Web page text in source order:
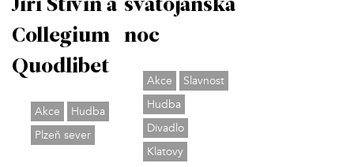
Jiří Stivín a
Collegium
Quodlibet
Akce
Hudba
Plzeň sever
svatojánská
noc
Akce
Slavnost
Hudba
Divadlo
Klatovy